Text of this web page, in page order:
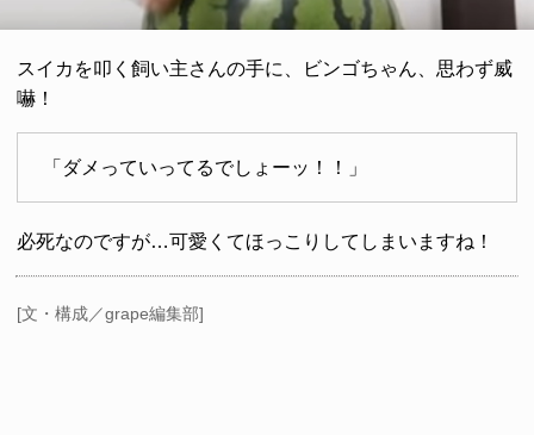
スイカを叩く飼い主さんの手に、ビンゴちゃん、思わず威
嚇！
「ダメっていってるでしょーッ！！」
必死なのですが…可愛くてほっこりしてしまいますね！
[文・構成／grape編集部]